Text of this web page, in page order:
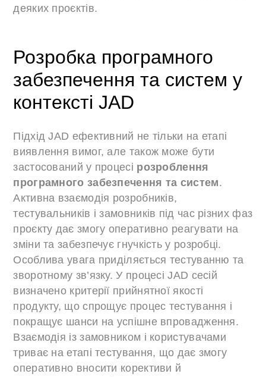
деяких проєктів.
Розробка програмного
забезпечення та систем у
контексті JAD
Підхід JAD ефективний не тільки на етапі
виявлення вимог, але також може бути
застосований у процесі розроблення
програмного забезпечення та систем.
Активна взаємодія розробників,
тестувальників і замовників під час різних фаз
проєкту дає змогу оперативно реагувати на
зміни та забезпечує гнучкість у розробці.
Особлива увага приділяється тестуванню та
зворотному зв’язку. У процесі JAD сесій
визначено критерії прийнятної якості
продукту, що спрощує процес тестування і
покращує шанси на успішне впровадження.
Взаємодія із замовником і користувачами
триває на етапі тестування, що дає змогу
оперативно вносити корективи й